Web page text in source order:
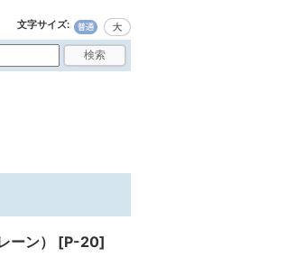
文字サイズ:
ーン） [P-20]